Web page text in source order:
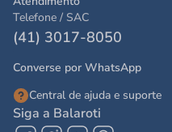
Telefone / SAC
(41) 3017-8050
Converse por WhatsApp
Central de ajuda e suporte
Siga a Balaroti